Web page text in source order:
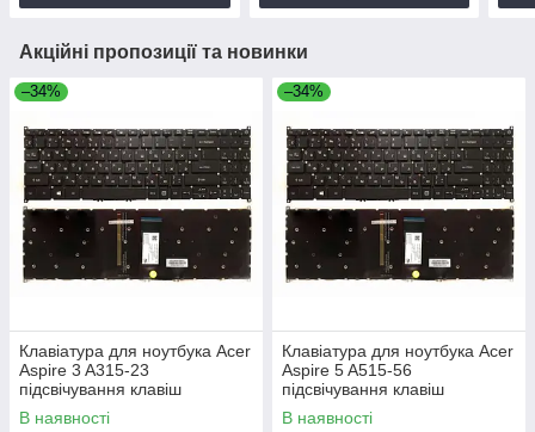
Акційні пропозиції та новинки
–34%
Клавіатура для ноутбука Acer
Aspire 3 A315-23
підсвічування клавіш
В наявності
–34%
Клавіатура для ноутбука Acer
Aspire 5 A515-56
підсвічування клавіш
В наявності